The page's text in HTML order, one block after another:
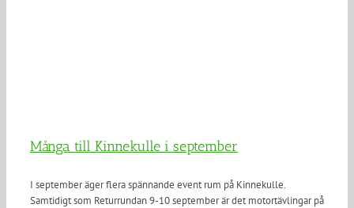
Många till Kinnekulle i september
I september äger flera spännande event rum på Kinnekulle.
Samtidigt som Returrundan 9-10 september är det motortävlingar på